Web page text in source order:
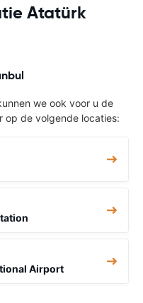
Atatürk
we ook voor u de
op de volgende locaties:
Airport